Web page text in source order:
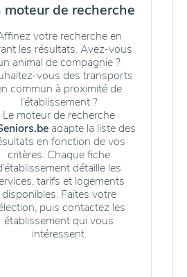
moteur de recherche
votre recherche en
les résultats. Avez-vous
animal de compagnie ?
vous des transports
commun à proximité de
l’établissement ?
Le moteur de recherche
adapte la liste des
en fonction de vos
critères. Chaque fiche
détaille les
tarifs et logements
disponibles. Faites votre
puis contactez les
établissement qui vous
intéressent.